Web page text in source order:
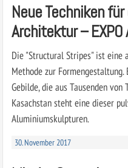
Neue Techniken für
Architektur –
Die "Structural Stripes" ist eine
Methode zur
Gebilde, die aus Tausenden
Kasachstan steht eine dieser
Aluminiumskulpturen.
30. November 2017